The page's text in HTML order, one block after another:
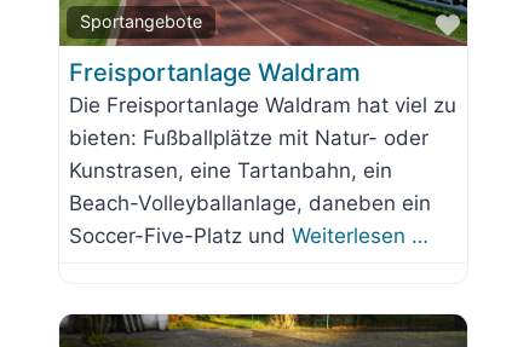
Sportangebote
Freisportanlage Waldram
Die Freisportanlage Waldram hat viel zu
bieten: Fußballplätze mit Natur- oder
Kunstrasen, eine Tartanbahn, ein
Beach-Volleyballanlage, daneben ein
Soccer-Five-Platz undWeiterlesen …